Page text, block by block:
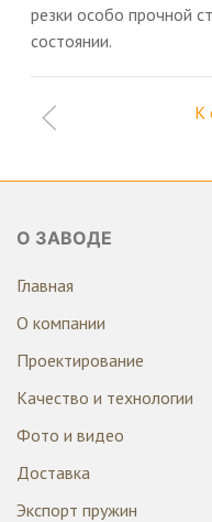
резки особо прочной
состоянии.
К
О ЗАВОДЕ
Главная
О компании
Проектирование
Качество и технологии
Фото и видео
Доставка
Экспорт пружин